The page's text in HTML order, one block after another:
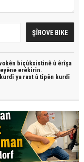
biçûkxistinê û êrîşa
erêkirin.
ya rast û tîpên kurdî